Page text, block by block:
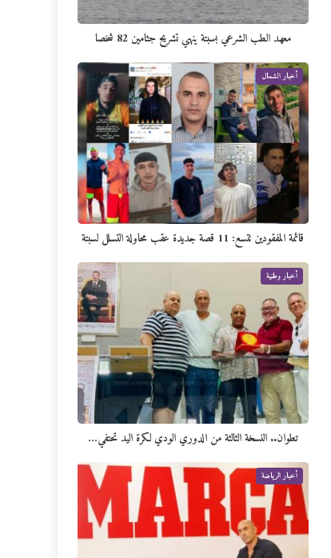
معهد الطب الشرعي بسبتة ينهي تشريح جثامين 82 شخصا
أخبار الشمال
قائمة المفقودين تتسع: 11 قصة جديدة عقب محاولة التسلل لسبتة
أخبار وطنية
تطوان.. النسخة الثالثة من الدوري الودي لكرة اليد تحتفي…
أخبار الرياضة